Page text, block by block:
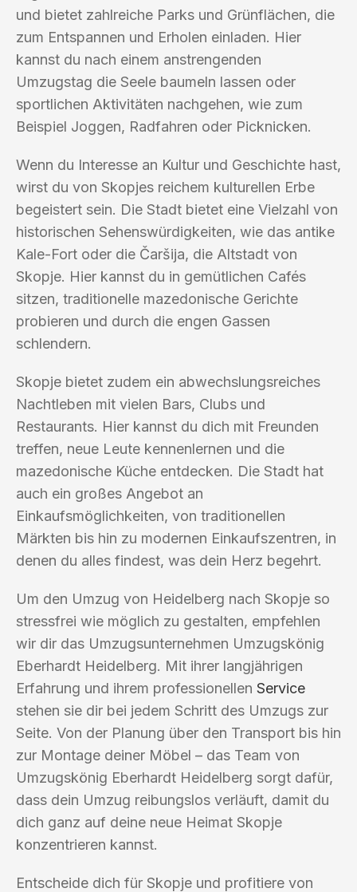
und bietet zahlreiche Parks und Grünflächen, die
zum Entspannen und Erholen einladen. Hier
kannst du nach einem anstrengenden
Umzugstag die Seele baumeln lassen oder
sportlichen Aktivitäten nachgehen, wie zum
Beispiel Joggen, Radfahren oder Picknicken.
Wenn du Interesse an Kultur und Geschichte hast,
wirst du von Skopjes reichem kulturellen Erbe
begeistert sein. Die Stadt bietet eine Vielzahl von
historischen Sehenswürdigkeiten, wie das antike
Kale-Fort oder die Čaršija, die Altstadt von
Skopje. Hier kannst du in gemütlichen Cafés
sitzen, traditionelle mazedonische Gerichte
probieren und durch die engen Gassen
schlendern.
Skopje bietet zudem ein abwechslungsreiches
Nachtleben mit vielen Bars, Clubs und
Restaurants. Hier kannst du dich mit Freunden
treffen, neue Leute kennenlernen und die
mazedonische Küche entdecken. Die Stadt hat
auch ein großes Angebot an
Einkaufsmöglichkeiten, von traditionellen
Märkten bis hin zu modernen Einkaufszentren, in
denen du alles findest, was dein Herz begehrt.
Um den Umzug von Heidelberg nach Skopje so
stressfrei wie möglich zu gestalten, empfehlen
wir dir das Umzugsunternehmen Umzugskönig
Eberhardt Heidelberg. Mit ihrer langjährigen
Erfahrung und ihrem professionellen Service
stehen sie dir bei jedem Schritt des Umzugs zur
Seite. Von der Planung über den Transport bis hin
zur Montage deiner Möbel – das Team von
Umzugskönig Eberhardt Heidelberg sorgt dafür,
dass dein Umzug reibungslos verläuft, damit du
dich ganz auf deine neue Heimat Skopje
konzentrieren kannst.
Entscheide dich für Skopje und profitiere von